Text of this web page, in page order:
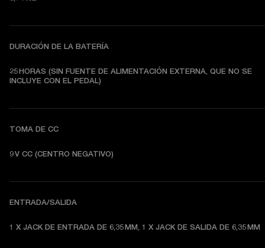
DURACIÓN DE LA BATERÍA
25 HORAS (SIN FUENTE DE ALIMENTACIÓN EXTERNA, QUE NO SE
TOMA DE CC
9 V CC (CENTRO NEGATIVO)
ENTRADA/SALIDA
1 X JACK DE ENTRADA DE 6,35 MM, 1 X JACK DE SALIDA DE 6,35 MM